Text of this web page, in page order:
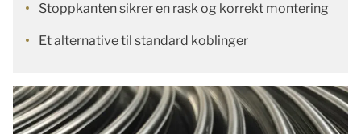
Stoppkanten sikrer en rask og korrekt montering
Et alternative til standard koblinger